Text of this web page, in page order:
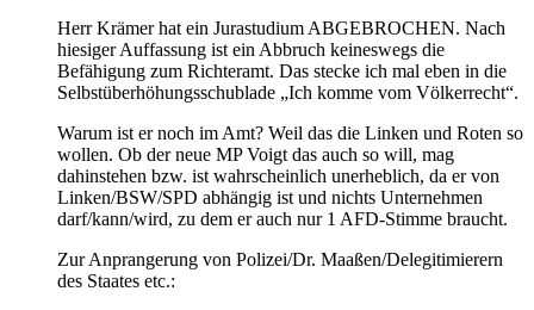
Herr Krämer hat ein Jurastudium ABGEBROCHEN. Nach
hiesiger Auffassung ist ein Abbruch keineswegs die
Befähigung zum Richteramt. Das stecke ich mal eben in die
Selbstüberhöhungsschublade „Ich komme vom Völkerrecht“.
Warum ist er noch im Amt? Weil das die Linken und Roten so
wollen. Ob der neue MP Voigt das auch so will, mag
dahinstehen bzw. ist wahrscheinlich unerheblich, da er von
Linken/BSW/SPD abhängig ist und nichts Unternehmen
darf/kann/wird, zu dem er auch nur 1 AFD-Stimme braucht.
Zur Anprangerung von Polizei/Dr. Maaßen/Delegitimierern
des Staates etc.: